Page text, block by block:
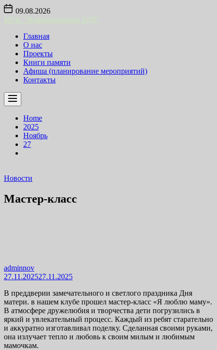
Skip
content
09.08.2026
Главная
О нас
Проекты
Книги памяти
Афиша (планирование мероприятий)
Контакты
Home
2025
Ноябрь
27
Новости
Мастер-класс
adminnov
27.11.202527.11.2025
В преддверии замечательного и светлого праздника Дня
матери. в нашем клубе прошел мастер-класс «Я люблю маму».
В атмосфере дружелюбия и творчества дети погрузились в
яркий и увлекательный процесс. Каждый из ребят старательно
и аккуратно изготавливал поделку. Сделанная своими руками,
она излучает тепло и любовь к своим милым и любимым
мамочкам.